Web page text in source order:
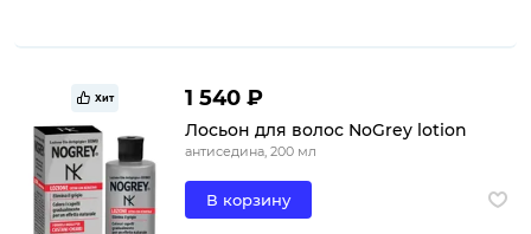
Хит 1 540 ₽
Лосьон для волос NoGrey lotion
антиседина, 200 мл
В корзину